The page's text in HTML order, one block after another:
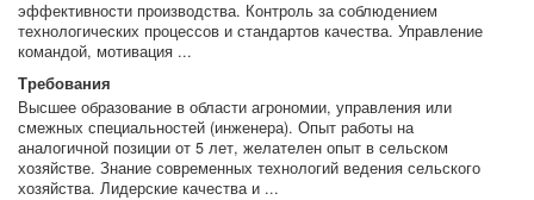
эффективности производства. Контроль за соблюдением
технологических процессов и стандартов качества. Управление
командой, мотивация ...
Требования
Высшее образование в области агрономии, управления или
смежных специальностей (инженера). Опыт работы на
аналогичной позиции от 5 лет, желателен опыт в сельском
хозяйстве. Знание современных технологий ведения сельского
хозяйства. Лидерские качества и ...